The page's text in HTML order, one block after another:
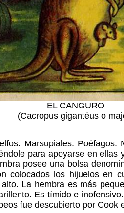
EL CANGURO
(Cacropus gigantéus o
Marsupiales.
para apoyarse en
posee una bolsa
colocados los hijuelos en
La hembra es más
Es tímido e
fue descubierto por Cook